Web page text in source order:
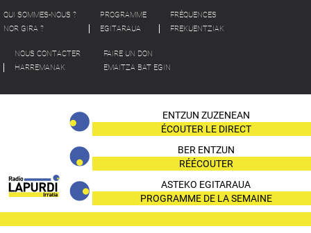
QUI SOMMES-NOUS ?
NOR GIRA ?
PROGRAMME
EGITARAUA
FRÉQUENCES
FREKUENTZIAK
NOUS CONTACTER
HARREMANAK
FAIRE UN DON
EMAITZA BAT EGIN
ENTZUN ZUZENEAN
ÉCOUTER LE DIRECT
BER ENTZUN
RÉÉCOUTER
ASTEKO EGITARAUA
PROGRAMME DE LA SEMAINE